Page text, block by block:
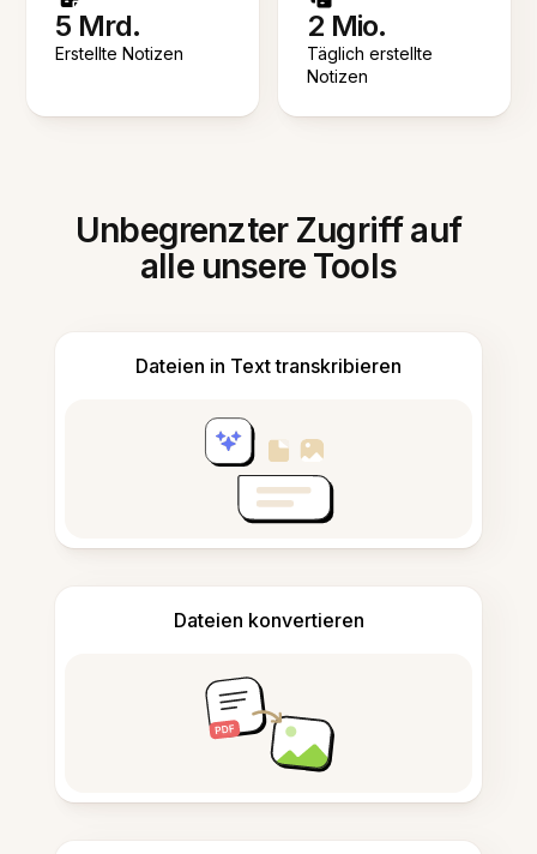
5 Mrd.
Erstellte Notizen
2 Mio.
Täglich erstellte
Notizen
Unbegrenzter Zugriff auf
alle unsere Tools
Dateien in Text transkribieren
Dateien konvertieren